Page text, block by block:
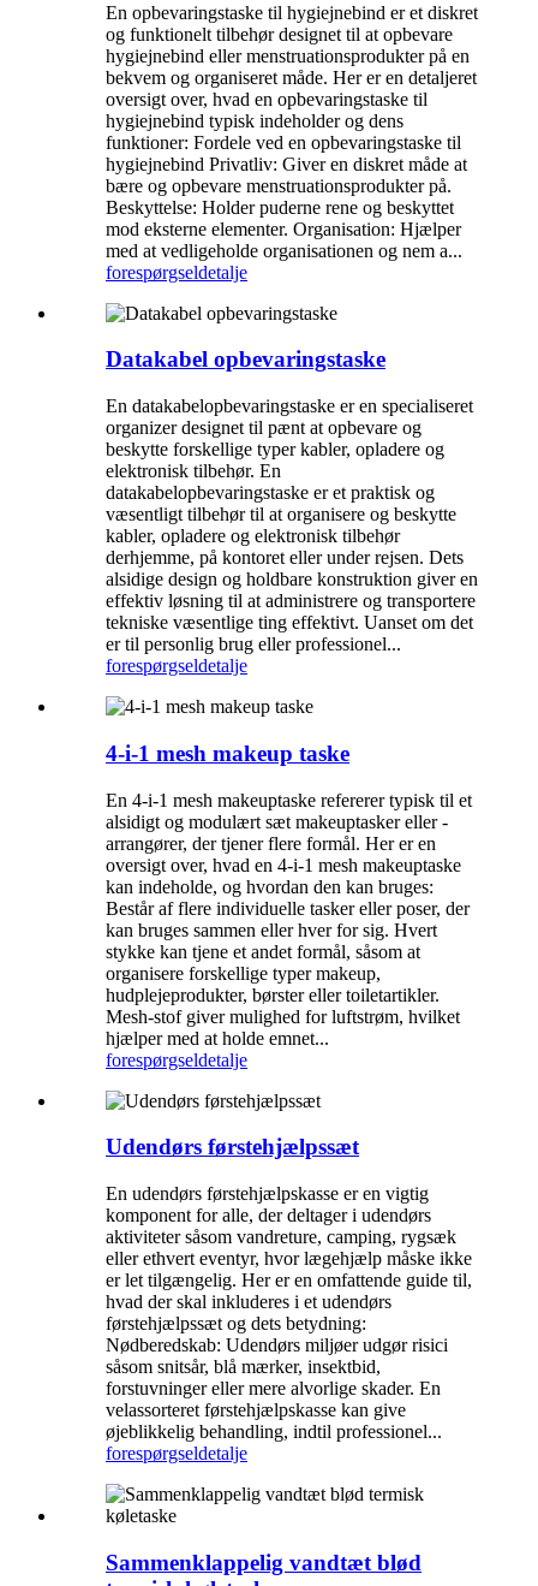
En opbevaringstaske til hygiejnebind er et diskret
og funktionelt tilbehør designet til at opbevare
hygiejnebind eller menstruationsprodukter på en
bekvem og organiseret måde. Her er en detaljeret
oversigt over, hvad en opbevaringstaske til
hygiejnebind typisk indeholder og dens
funktioner: Fordele ved en opbevaringstaske til
hygiejnebind Privatliv: Giver en diskret måde at
bære og opbevare menstruationsprodukter på.
Beskyttelse: Holder puderne rene og beskyttet
mod eksterne elementer. Organisation: Hjælper
med at vedligeholde organisationen og nem a...
forespørgseldetalje
Datakabel opbevaringstaske
En datakabelopbevaringstaske er en specialiseret
organizer designet til pænt at opbevare og
beskytte forskellige typer kabler, opladere og
elektronisk tilbehør. En
datakabelopbevaringstaske er et praktisk og
væsentligt tilbehør til at organisere og beskytte
kabler, opladere og elektronisk tilbehør
derhjemme, på kontoret eller under rejsen. Dets
alsidige design og holdbare konstruktion giver en
effektiv løsning til at administrere og transportere
tekniske væsentlige ting effektivt. Uanset om det
er til personlig brug eller professionel...
forespørgseldetalje
4-i-1 mesh makeup taske
En 4-i-1 mesh makeuptaske refererer typisk til et
alsidigt og modulært sæt makeuptasker eller -
arrangører, der tjener flere formål. Her er en
oversigt over, hvad en 4-i-1 mesh makeuptaske
kan indeholde, og hvordan den kan bruges:
Består af flere individuelle tasker eller poser, der
kan bruges sammen eller hver for sig. Hvert
stykke kan tjene et andet formål, såsom at
organisere forskellige typer makeup,
hudplejeprodukter, børster eller toiletartikler.
Mesh-stof giver mulighed for luftstrøm, hvilket
hjælper med at holde emnet...
forespørgseldetalje
Udendørs førstehjælpssæt
En udendørs førstehjælpskasse er en vigtig
komponent for alle, der deltager i udendørs
aktiviteter såsom vandreture, camping, rygsæk
eller ethvert eventyr, hvor lægehjælp måske ikke
er let tilgængelig. Her er en omfattende guide til,
hvad der skal inkluderes i et udendørs
førstehjælpssæt og dets betydning:
Nødberedskab: Udendørs miljøer udgør risici
såsom snitsår, blå mærker, insektbid,
forstuvninger eller mere alvorlige skader. En
velassorteret førstehjælpskasse kan give
øjeblikkelig behandling, indtil professionel...
forespørgseldetalje
Sammenklappelig vandtæt blød